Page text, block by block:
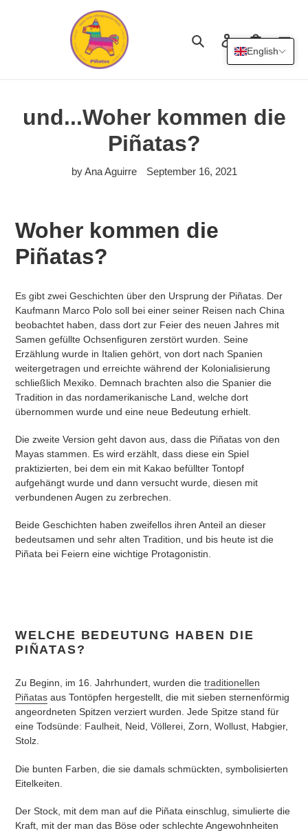
SearchLog inCart
und...Woher kommen die
Piñatas?
by Ana Aguirre September 16, 2021
Woher kommen die
Piñatas?
Es gibt zwei Geschichten über den Ursprung der Piñatas. Der
Kaufmann Marco Polo soll bei einer seiner Reisen nach China
beobachtet haben, dass dort zur Feier des neuen Jahres mit
Samen gefüllte Ochsenfiguren zerstört wurden. Seine
Erzählung wurde in Italien gehört, von dort nach Spanien
weitergetragen und erreichte während der Kolonialisierung
schließlich Mexiko. Demnach brachten also die Spanier die
Tradition in das nordamerikanische Land, welche dort
übernommen wurde und eine neue Bedeutung erhielt.
Die zweite Version geht davon aus, dass die Piñatas von den
Mayas stammen. Es wird erzählt, dass diese ein Spiel
praktizierten, bei dem ein mit Kakao befüllter Tontopf
aufgehängt wurde und dann versucht wurde, diesen mit
verbundenen Augen zu zerbrechen.
Beide Geschichten haben zweifellos ihren Anteil an dieser
bedeutsamen und sehr alten Tradition, und bis heute ist die
Piñata bei Feiern eine wichtige Protagonistin.
WELCHE BEDEUTUNG HABEN DIE
PIÑATAS?
Zu Beginn, im 16. Jahrhundert, wurden die traditionellen
Piñatas aus Tontöpfen hergestellt, die mit sieben sternenförmig
angeordneten Spitzen verziert wurden. Jede Spitze stand für
eine Todsünde: Faulheit, Neid, Völlerei, Zorn, Wollust, Habgier,
Stolz.
Die bunten Farben, die sie damals schmückten, symbolisierten
Eitelkeiten.
Der Stock, mit dem man auf die Piñata einschlug, simulierte die
Kraft, mit der man das Böse oder schlechte Angewohnheiten
English